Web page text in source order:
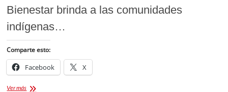
Bienestar brinda a las comunidades
indígenas…
Comparte esto:
Facebook X
Ver másSecretaría